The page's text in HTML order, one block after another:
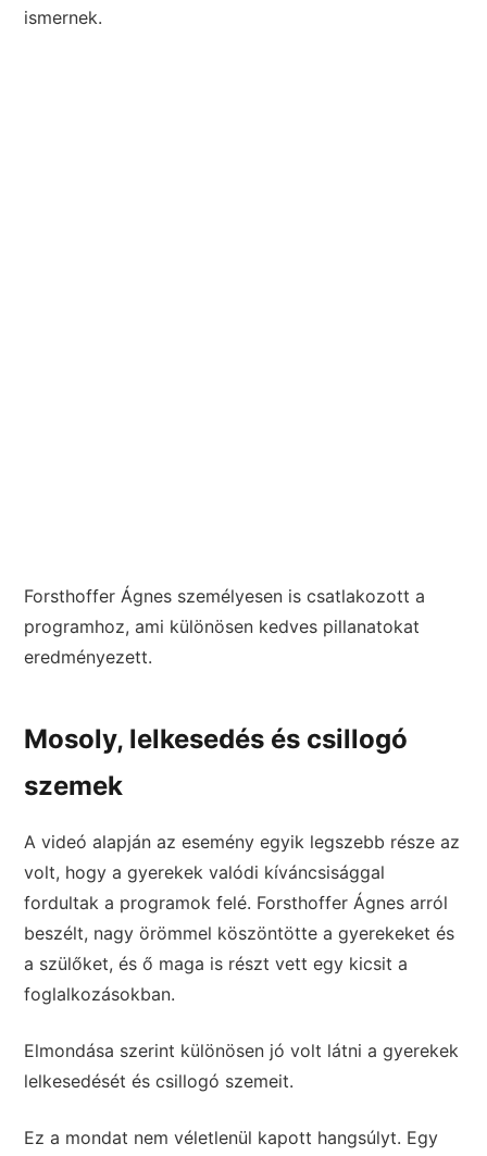
ismernek.
Forsthoffer Ágnes személyesen is csatlakozott a
programhoz, ami különösen kedves pillanatokat
eredményezett.
Mosoly, lelkesedés és csillogó
szemek
A videó alapján az esemény egyik legszebb része az
volt, hogy a gyerekek valódi kíváncsisággal
fordultak a programok felé. Forsthoffer Ágnes arról
beszélt, nagy örömmel köszöntötte a gyerekeket és
a szülőket, és ő maga is részt vett egy kicsit a
foglalkozásokban.
Elmondása szerint különösen jó volt látni a gyerekek
lelkesedését és csillogó szemeit.
Ez a mondat nem véletlenül kapott hangsúlyt. Egy